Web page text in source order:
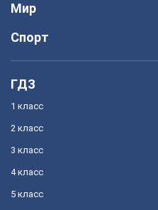
Мир
Спорт
ГДЗ
1 класс
2 класс
3 класс
4 класс
5 класс